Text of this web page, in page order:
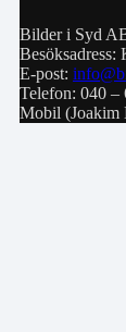
Bilder i Syd
Besöksadress:
E-post:
Telefon: 040 –
Mobil (Joakim